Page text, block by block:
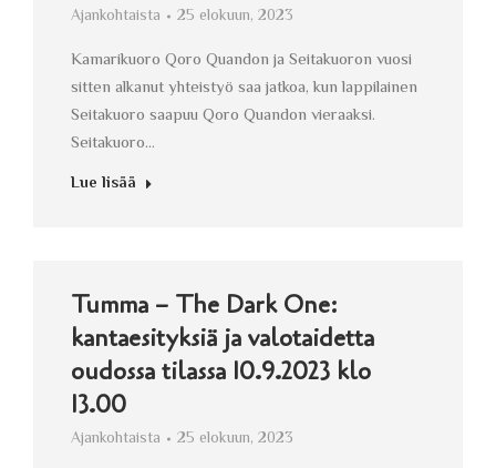
Ajankohtaista 25 elokuun, 2023
Kamarikuoro Qoro Quandon ja Seitakuoron vuosi
sitten alkanut yhteistyö saa jatkoa, kun lappilainen
Seitakuoro saapuu Qoro Quandon vieraaksi.
Seitakuoro…
Lue lisää
Tumma – The Dark One:
kantaesityksiä ja valotaidetta
oudossa tilassa 10.9.2023 klo
13.00
Ajankohtaista 25 elokuun, 2023